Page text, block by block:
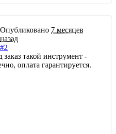
Опубликовано 7 месяцев
назад
#2
такой инструмент -
оплата гарантируется.